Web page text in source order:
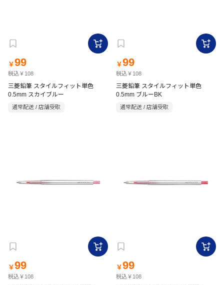
￥99
税込￥108
三菱鉛筆 スタイルフィット単色
0.5mm スカイブルー
通常配送 / 店舗受取
￥99
税込￥108
三菱鉛筆 スタイルフィット単色
0.5mm ブルーBK
通常配送 / 店舗受取
￥99
税込￥108
￥99
税込￥108